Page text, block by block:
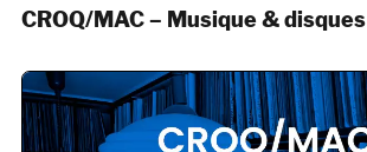
CROQ/MAC – Musique & disques